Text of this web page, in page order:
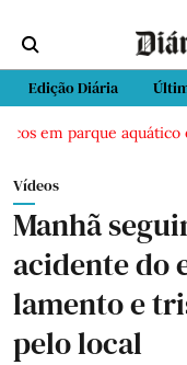
Edição Diária
em parque aquático
Vídeos
Manhã
acidente do
lamento e
pelo local